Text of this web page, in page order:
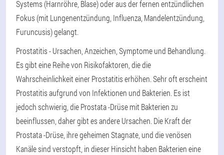
Systems (Harnröhre, Blase) oder aus der fernen entzündlichen
Fokus (mit Lungenentzündung, Influenza, Mandelentzündung,
Furuncusis) gelangt.
Prostatitis - Ursachen, Anzeichen, Symptome und Behandlung.
Es gibt eine Reihe von Risikofaktoren, die die
Wahrscheinlichkeit einer Prostatitis erhöhen. Sehr oft erscheint
Prostatitis aufgrund von Infektionen und Bakterien. Es ist
jedoch schwierig, die Prostata -Drüse mit Bakterien zu
beeinflussen, daher gibt es andere Ursachen. Die Kraft der
Prostata -Drüse, ihre geheimen Stagnate, und die venösen
Kanäle sind verstopft, in dieser Hinsicht haben Bakterien eine